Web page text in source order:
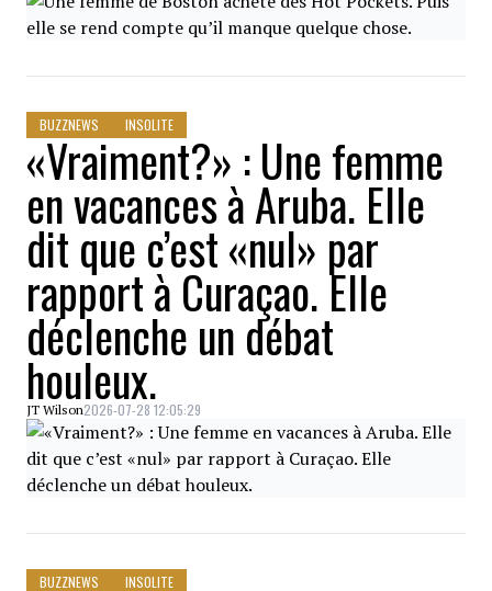
BUZZNEWS INSOLITE
«Vraiment?» : Une femme
en vacances à Aruba. Elle
dit que c’est «nul» par
rapport à Curaçao. Elle
déclenche un débat
houleux.
JT Wilson2026-07-28 12:05:29
BUZZNEWS INSOLITE